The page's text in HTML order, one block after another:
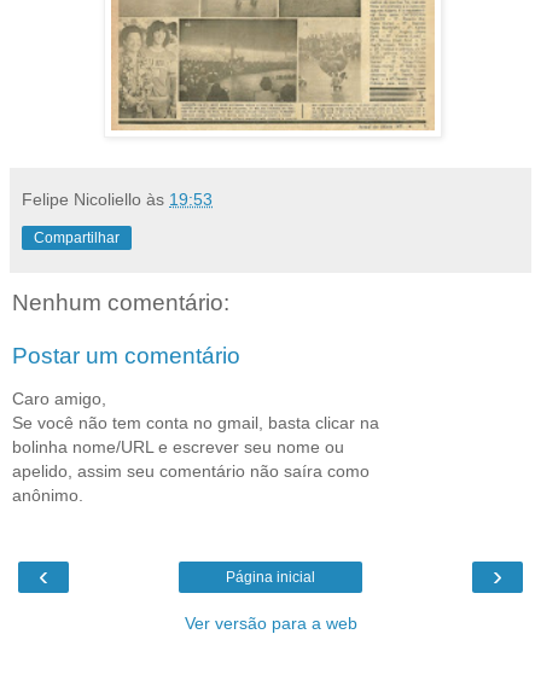
Felipe Nicoliello às 19:53
Compartilhar
Nenhum comentário:
Postar um comentário
Caro amigo,
Se você não tem conta no gmail, basta clicar na
bolinha nome/URL e escrever seu nome ou
apelido, assim seu comentário não saíra como
anônimo.
‹ ›
Página inicial
Ver versão para a web